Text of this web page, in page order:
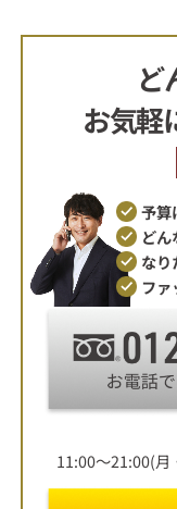
ど
お気軽
予算
ど
なり
ファ
11:00～21:00(月